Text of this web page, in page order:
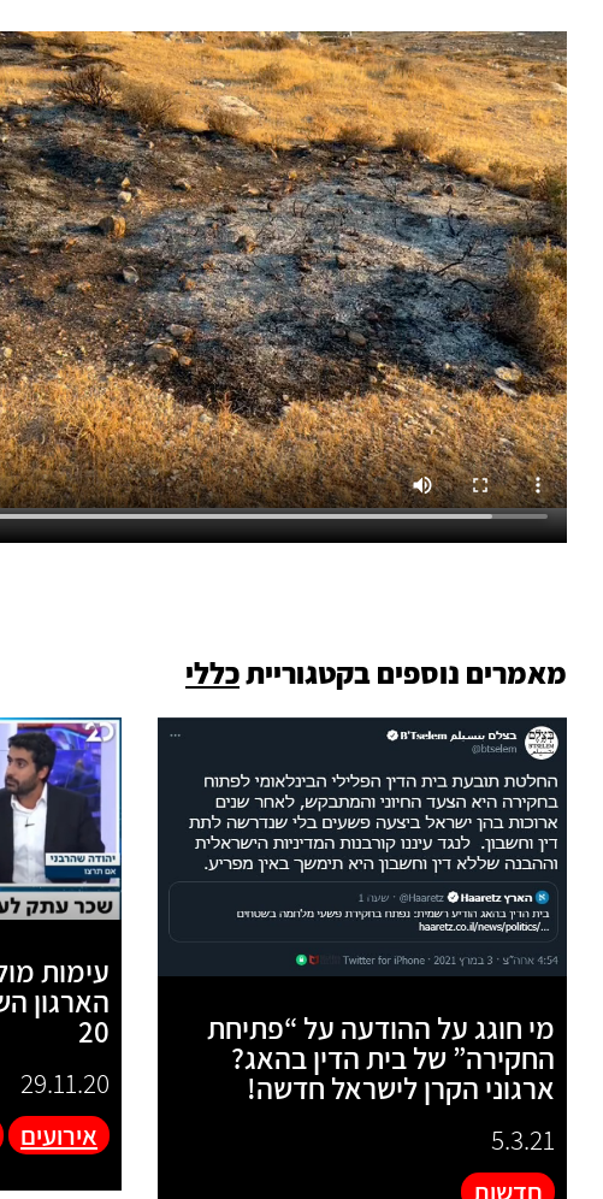
מאמרים נוספים בקטגורייתכללי
מי חוגג על ההודעה על “פתיחת
החקירה” של בית הדין בהאג?
ארגוני הקרן לישראל חדשה!
5.3.21
חדשות
עימות
הארגון
20
29.11.20
אירועים